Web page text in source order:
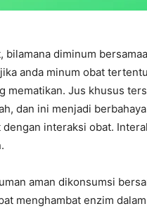
bilamana diminum
anda minum obat
mematikan. Jus khusus
dan ini menjadi
interaksi obat.
aman dikonsumsi
menghambat enzim